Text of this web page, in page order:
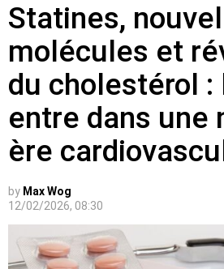
Statines,
molécules et
du cholestérol :
entre dans une
ère
by Max Wog
12/02/2026, 08:30